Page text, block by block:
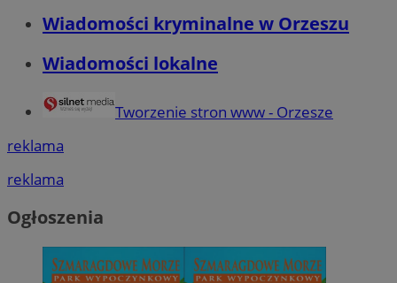
Wiadomości kryminalne w Orzeszu
Wiadomości lokalne
Tworzenie stron www - Orzesze
reklama
reklama
Ogłoszenia